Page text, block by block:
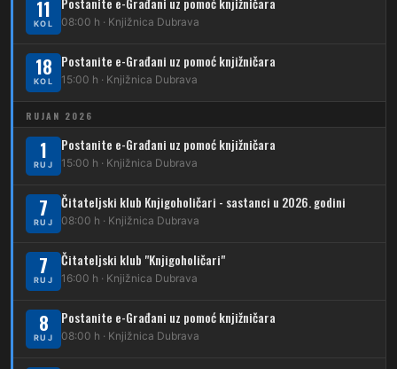
210 Dubrava – Stud. grad – Klin
213
214 Koledinečka – Resnički gaj
223 Dubrava – Trnovčica – Dubec
230 Dubrava – Granešinski Novaki
232 Dubrava – Jazbina
269
DUBEC
212
223 Dubec – Trnovčica – Dubrava
34 Dubec – Ljubljanica – Noćna linija
Karta tramvajskih linija
11
KOL 08:00 h · Knjižnica Dubrava
18
KOL
Postanite e-Građani uz pomoć knjižničara
15:00 h · Knjižnica Dubrava
RUJAN 2026
1
RUJ
Postanite e-Građani uz pomoć knjižničara
15:00 h · Knjižnica Dubrava
7
RUJ
Čitateljski klub Knjigoholičari - sastanci u 2026. godini
08:00 h · Knjižnica Dubrava
7
RUJ
Čitateljski klub "Knjigoholičari"
16:00 h · Knjižnica Dubrava
8
RUJ
Postanite e-Građani uz pomoć knjižničara
08:00 h · Knjižnica Dubrava